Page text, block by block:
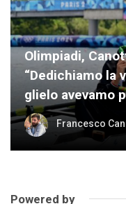
Olimpiadi,
“Dedichiamo la
glielo avevamo
Francesco
Powered by